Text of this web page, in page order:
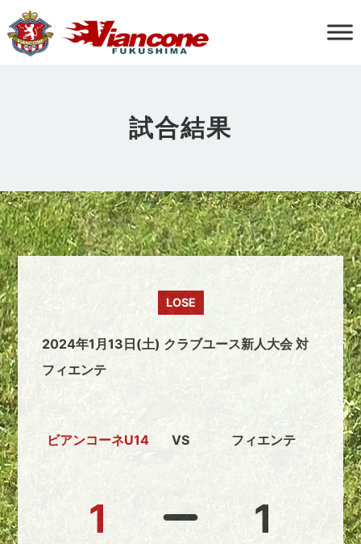
試合結果
LOSE
2024年1月13日(土) クラブユース新人大会 対
フィエンテ
ビアンコーネU14
1
VS フィエンテ
1